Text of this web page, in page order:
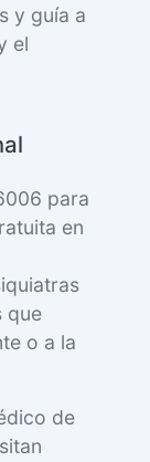
y guía a
el
para
en
que
o a la
de